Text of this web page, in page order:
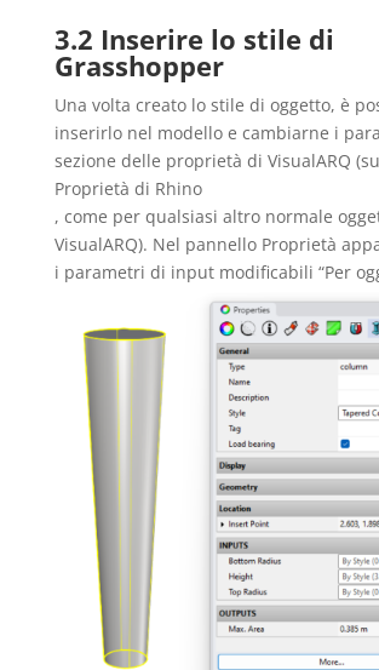
3.2 Inserire lo stile di
Grasshopper
Una volta creato lo stile di oggetto, è
inserirlo nel modello e cambiarne i
sezione delle proprietà di VisualARQ
Proprietà di Rhino
, come per qualsiasi altro normale
VisualARQ). Nel pannello Proprietà
i parametri di input modificabili “Per